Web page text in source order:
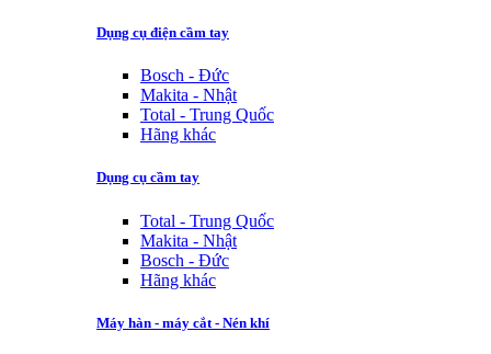
Dụng cụ điện cầm tay
Bosch - Đức
Makita - Nhật
Total - Trung Quốc
Hãng khác
Dụng cụ cầm tay
Total - Trung Quốc
Makita - Nhật
Bosch - Đức
Hãng khác
Máy hàn - máy cắt - Nén khí